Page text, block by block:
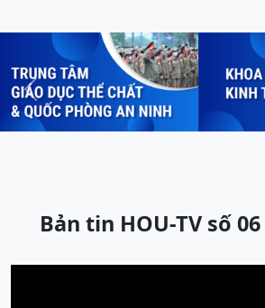
Previous
Bản tin HOU-TV số